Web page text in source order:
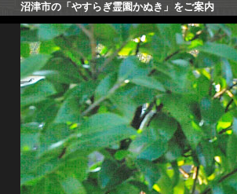
沼津市の「やすらぎ霊園かぬき」をご案内